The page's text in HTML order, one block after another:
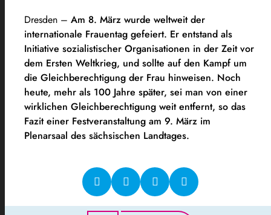
Dresden – Am 8. März wurde weltweit der
internationale Frauentag gefeiert. Er entstand als
Initiative sozialistischer Organisationen in der Zeit vor
dem Ersten Weltkrieg, und sollte auf den Kampf um
die Gleichberechtigung der Frau hinweisen. Noch
heute, mehr als 100 Jahre später, sei man von einer
wirklichen Gleichberechtigung weit entfernt, so das
Fazit einer Festveranstaltung am 9. März im
Plenarsaal des sächsischen Landtages.